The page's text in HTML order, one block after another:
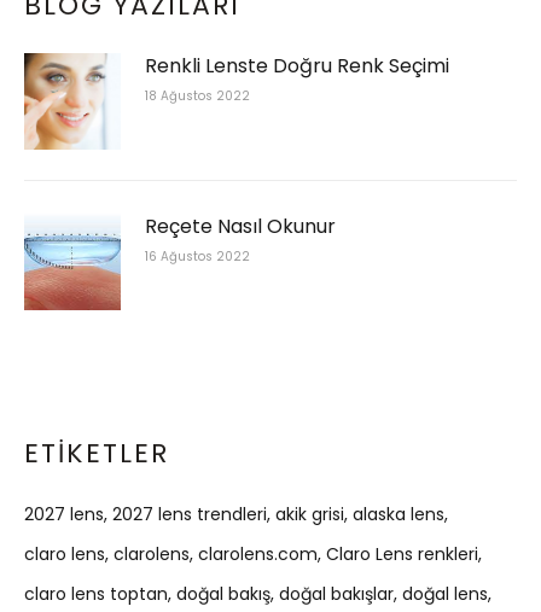
Renkli Lenste Doğru Renk Seçimi
18 Ağustos 2022
Reçete Nasıl Okunur
16 Ağustos 2022
ETIKETLER
2027 lens 2027 lens trendleri akik grisi alaska lens
claro lens clarolens clarolens.com Claro Lens renkleri
claro lens toptan doğal bakış doğal bakışlar doğal lens